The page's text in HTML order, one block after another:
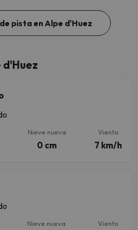
pista en Alpe d'Huez
d'Huez
Nieve nueva
0 cm
Viento
7 km/h
Nieve nueva Viento